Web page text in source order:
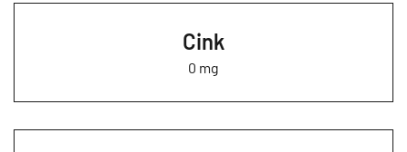
Cink
0 mg